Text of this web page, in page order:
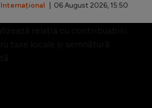
Internațional | 06 August 2026, 15:50